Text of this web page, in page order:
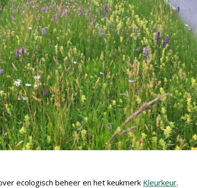
ecologisch beheer en het keukmerk Kleurkeur.